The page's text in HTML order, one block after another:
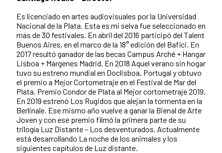
Es licenciado en artes audiovisuales por la Universidad
Nacional de la Plata. Esta es mi selva fue seleccionado en
más de 30 festivales. En abril del 2016 participó del Talent
Buenos Aires, en el marco de la 18° edición del Bafici. En
2017 resultó ganador de las becas Campus Arché + Hangar
Lisboa + Márgenes Madrid. En 2018 Aquel verano sin hogar
tuvo su estreno mundial en Doclisboa, Portugal y obtuvo
el premio a Mejor Cortometraje en el Festival de Mar del
Plata. Premio Condor de Plata al Mejor cortometraje 2019.
En 2019 estrenó Los Rugidos que alejan la tormenta en la
Berlinale. Ese mismo año vuelve a ganar la Bienal de Arte
Joven y con ese premio filmó la primera parte de su
trilogía Luz Distante – Los desventurados. Actualmente
está desarrollando La noche de los animales y los
siguientes capítulos de Luz distante.